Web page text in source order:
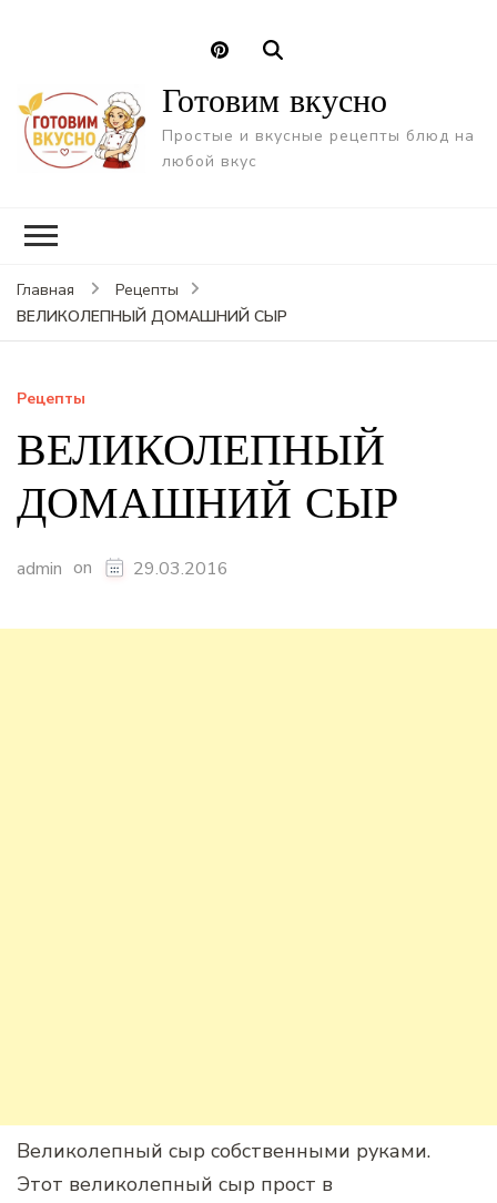
Готовим вкусно
Простые и вкусные рецепты блюд на
любой вкус
Главная
Рецепты
ВЕЛИКОЛЕПНЫЙ ДОМАШНИЙ СЫР
Рецепты
ВЕЛИКОЛЕПНЫЙ
ДОМАШНИЙ СЫР
admin on 29.03.2016
Великолепный сыр собственными руками.
Этот великолепный сыр прост в